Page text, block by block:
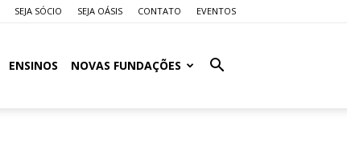
SEJA SÓCIO SEJA OÁSIS CONTATO EVENTOS
ENSINOS NOVAS FUNDAÇÕES